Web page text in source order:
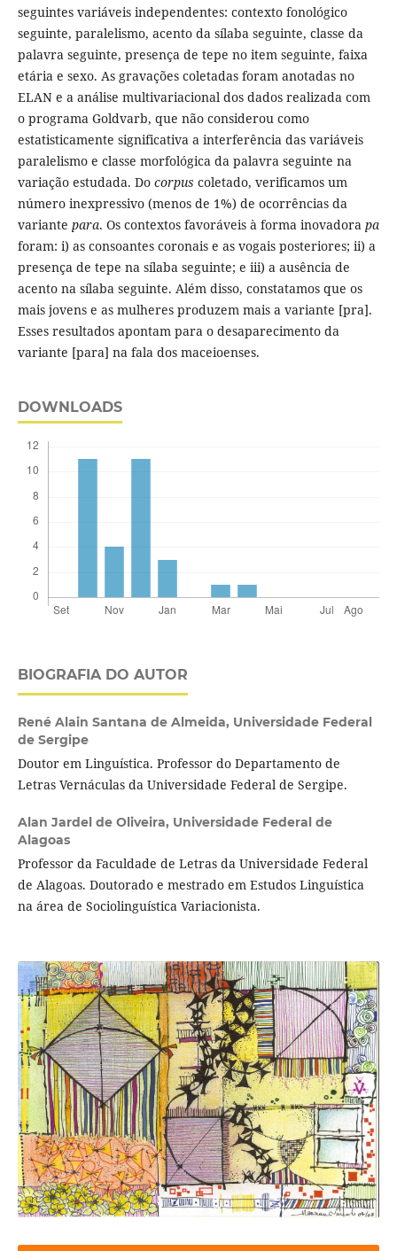
seguintes variáveis independentes: contexto fonológico
seguinte, paralelismo, acento da sílaba seguinte, classe da
palavra seguinte, presença de tepe no item seguinte, faixa
etária e sexo. As gravações coletadas foram anotadas no
ELAN e a análise multivariacional dos dados realizada com
o programa Goldvarb, que não considerou como
estatisticamente significativa a interferência das variáveis
paralelismo e classe morfológica da palavra seguinte na
variação estudada. Do corpus coletado, verificamos um
número inexpressivo (menos de 1%) de ocorrências da
variante para. Os contextos favoráveis à forma inovadora pa
foram: i) as consoantes coronais e as vogais posteriores; ii) a
presença de tepe na sílaba seguinte; e iii) a ausência de
acento na sílaba seguinte. Além disso, constatamos que os
mais jovens e as mulheres produzem mais a variante [pra].
Esses resultados apontam para o desaparecimento da
variante [para] na fala dos maceioenses.
DOWNLOADS
BIOGRAFIA DO AUTOR
René Alain Santana de Almeida, Universidade Federal
de Sergipe
Doutor em Linguística. Professor do Departamento de
Letras Vernáculas da Universidade Federal de Sergipe.
Alan Jardel de Oliveira, Universidade Federal de
Alagoas
Professor da Faculdade de Letras da Universidade Federal
de Alagoas. Doutorado e mestrado em Estudos Linguística
na área de Sociolinguística Variacionista.